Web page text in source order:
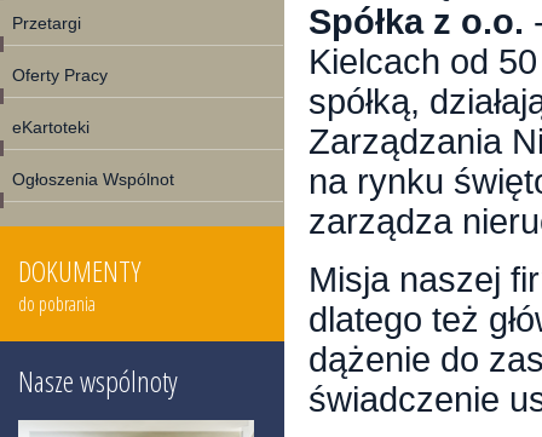
Przetargi
Oferty Pracy
eKartoteki
Ogłoszenia Wspólnot
DOKUMENTY
do pobrania
Nasze wspólnoty
Spółka z o.o.
Kielcach od
spółką,
Zarządzania
na rynku
zarządza
Misja naszej
dlatego też
dążenie do
świadczenie